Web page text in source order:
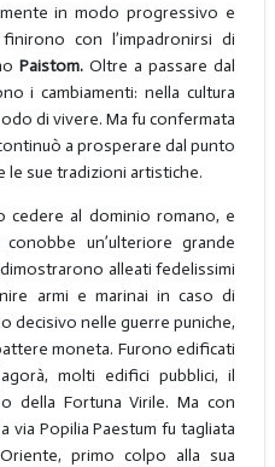
in modo progressivo e
con l’impadronirsi di
Paistom.Oltre a passare dal
i cambiamenti: nella cultura
di vivere. Ma fu confermata
a prosperare dal punto
le sue tradizioni artistiche.
cedere al dominio romano, e
conobbe un’ulteriore grande
alleati fedelissimi
armi e marinai in caso di
decisivo nelle guerre puniche,
moneta. Furono edificati
molti edifici pubblici, il
della Fortuna Virile. Ma con
via Popilia Paestum fu tagliata
primo colpo alla sua